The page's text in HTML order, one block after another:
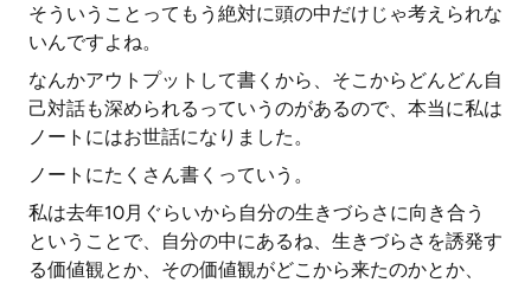
そういうことってもう絶対に頭の中だけじゃ考えられな
いんですよね。
なんかアウトプットして書くから、そこからどんどん自
己対話も深められるっていうのがあるので、本当に私は
ノートにはお世話になりました。
ノートにたくさん書くっていう。
私は去年10月ぐらいから自分の生きづらさに向き合う
ということで、自分の中にあるね、生きづらさを誘発す
る価値観とか、その価値観がどこから来たのかとか、